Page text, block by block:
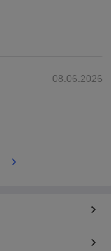
08.06.2026